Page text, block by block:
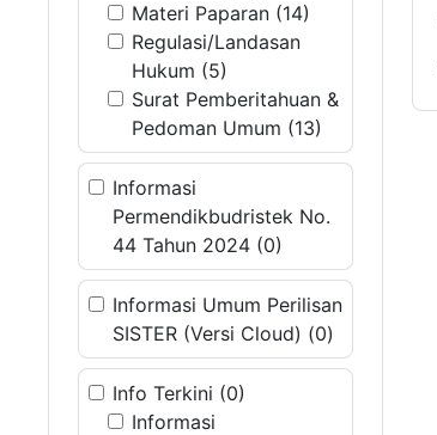
Materi Paparan (14)
Regulasi/Landasan
Hukum (5)
Surat Pemberitahuan &
Pedoman Umum (13)
Informasi
Permendikbudristek No.
44 Tahun 2024 (0)
Informasi Umum Perilisan
SISTER (Versi Cloud) (0)
Info Terkini (0)
Informasi